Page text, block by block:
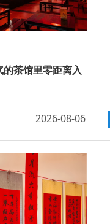
茶馆里零距离入
2026-08-06